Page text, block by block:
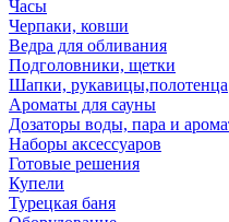
Часы
Черпаки, ковши
Ведра для обливания
Подголовники, щетки
Шапки, рукавицы,полотенца
Ароматы для сауны
Дозаторы воды, пара и
Наборы аксессуаров
Готовые решения
Купели
Турецкая баня